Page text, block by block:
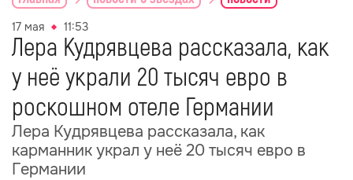
17 мая 11:53
Лера Кудрявцева рассказала, как
у неё украли 20 тысяч евро в
роскошном отеле Германии
Лера Кудрявцева рассказала, как
карманник украл у неё 20 тысяч евро в
Германии